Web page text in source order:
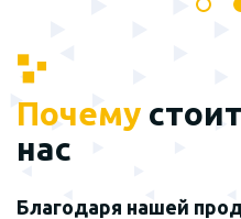
Почему
нас
Благодаря нашей